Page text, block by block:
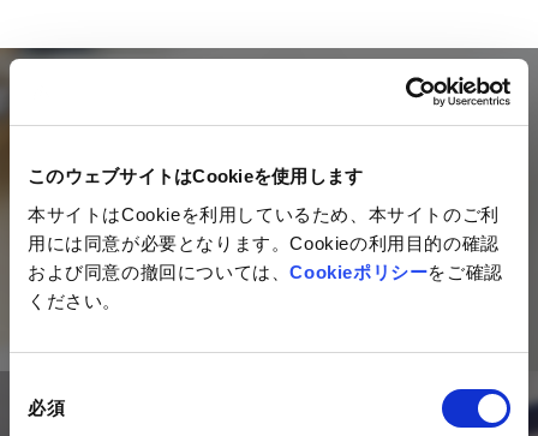
このウェブサイトはCookieを使用します
本サイトはCookieを利用しているため、本サイトのご利
用には同意が必要となります。Cookieの利用目的の確認
および同意の撤回については、Cookieポリシーをご確認
ください。
必須
Mail magazine
ネットイヤーグループの最新情報を
毎月お届けするメールマガジン